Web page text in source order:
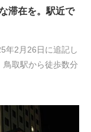
滞在を。駅近で
年2月26日に追記し
鳥取駅から徒歩数分